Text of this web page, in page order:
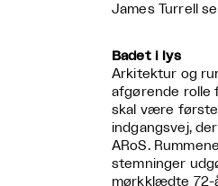
James Turrell
Badet i lys
Arkitektur og
afgørende rolle
skal være
indgangsvej,
ARoS.
stemninger
mørkklædte 72-